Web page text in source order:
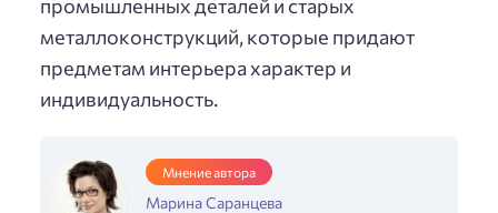
промышленных деталей и старых
металлоконструкций, которые придают
предметам интерьера характер и
индивидуальность.
Мнение автора
Марина Саранцева